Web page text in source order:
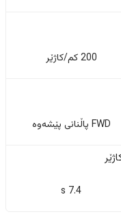
200 کم/کاژێر
FWD پاڵنانی پێشەوە
7.4 s